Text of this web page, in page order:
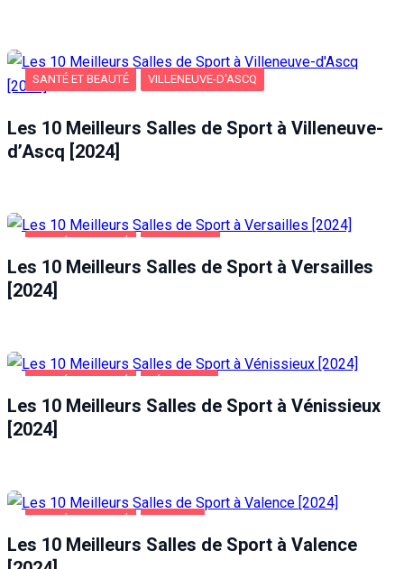
SANTÉ ET BEAUTÉ VILLENEUVE-D'ASCQ
Les 10 Meilleurs Salles de Sport à Villeneuve-
d’Ascq [2024]
Les 10 Meilleurs Salles de Sport à Versailles
[2024]
Les 10 Meilleurs Salles de Sport à Vénissieux
[2024]
Les 10 Meilleurs Salles de Sport à Valence